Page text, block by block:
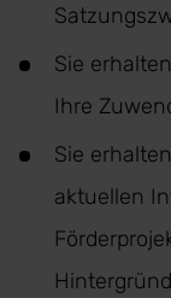
Sie
Ihre
Sie
aktuellen